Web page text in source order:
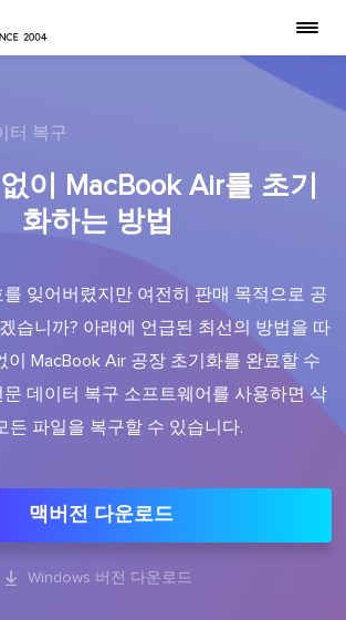
터 복구
이 MacBook Air를 초기
화하는 방법
를 잊어버렸지만 여전히 판매 목적으로 공
습니까? 아래에 언급된 최선의 방법을 따
이 MacBook Air 공장 초기화를 완료할 수
문 데이터 복구 소프트웨어를 사용하면 삭
든 파일을 복구할 수 있습니다.
맥버전 다운로드
 Windows 버전 다운로드